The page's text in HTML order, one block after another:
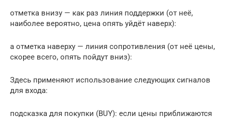
отметка внизу — как раз линия поддержки (от неё,
наиболее вероятно, цена опять уйдёт наверх):
а отметка наверху — линия сопротивления (от неё цены,
скорее всего, опять пойдут вниз):
Здесь применяют использование следующих сигналов
для входа:
подсказка для покупки (BUY): если цены приближаются